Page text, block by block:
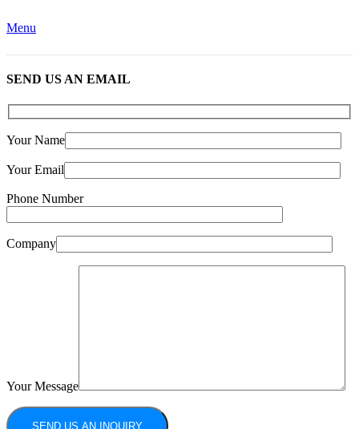
Menu
SEND US AN EMAIL
Your Name
Your Email
Phone Number
Company
Your Message